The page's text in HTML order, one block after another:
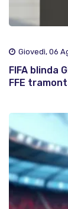
Giovedì, 06
FIFA blinda
FFE